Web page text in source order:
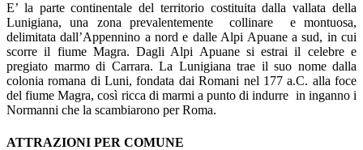
E’ la parte continentale del territorio costituita dalla vallata della
Lunigiana, una zona prevalentemente collinare e montuosa,
delimitata dall’Appennino a nord e dalle Alpi Apuane a sud, in cui
scorre il fiume Magra. Dagli Alpi Apuane si estrai il celebre e
pregiato marmo di Carrara. La Lunigiana trae il suo nome dalla
colonia romana di Luni, fondata dai Romani nel 177 a.C. alla foce
del fiume Magra, così ricca di marmi a punto di indurre in inganno i
Normanni che la scambiarono per Roma.
ATTRAZIONI PER COMUNE